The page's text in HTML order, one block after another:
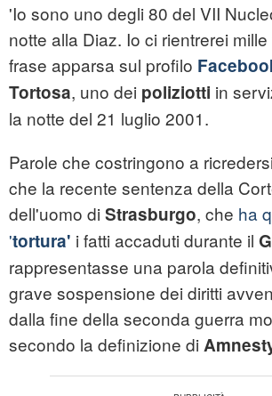
'Io sono uno degli 80 del VII
notte alla Diaz. Io ci rientrerei
frase apparsa sul profilo
Tortosa, uno dei poliziotti in
la notte del 21 luglio 2001.
Parole che costringono a
che la recente sentenza della
dell'uomo di Strasburgo, che ha
'tortura' i fatti accaduti durante il
rappresentasse una parola
grave sospensione dei diritti
dalla fine della seconda guerra
secondo la definizione di